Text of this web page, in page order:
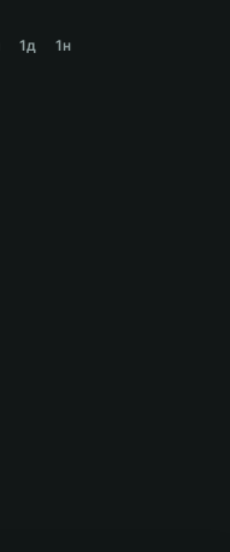
1д 1н